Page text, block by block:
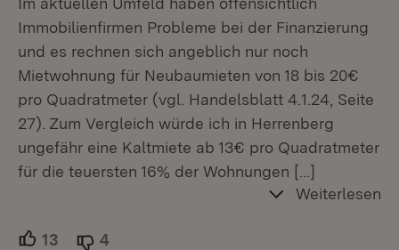
Immobilienfirmen Probleme bei der Finanzierung
und es rechnen sich angeblich nur noch
Mietwohnung für Neubaumieten von 18 bis 20€
pro Quadratmeter (vgl. Handelsblatt 4.1.24, Seite
27). Zum Vergleich würde ich in Herrenberg
ungefähr eine Kaltmiete ab 13€ pro Quadratmeter
für die teuersten 16% der Wohnungen […]
Weiterlesen
13 Unterstützer.
4